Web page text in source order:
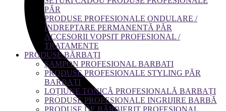
PĂR
PRODUSE PROFESIONALE ONDULARE /
ÎNDREPTARE PERMANENTĂ PĂR
ACCESORII VOPSIT PROFESIONAL /
TRATAMENTE
PRODUSE BĂRBAȚI
ȘAMPON PROFESIONAL BARBATI
PRODUSE PROFESIONALE STYLING PĂR
BARBAȚI
LOȚIUNE TONICĂ PROFESIONALĂ BARBAȚI
PRODUSE PROFESIONALE INGRIJIRE BARBĂ
PRODUSE DE BĂRBIERIT PROFESIONAL